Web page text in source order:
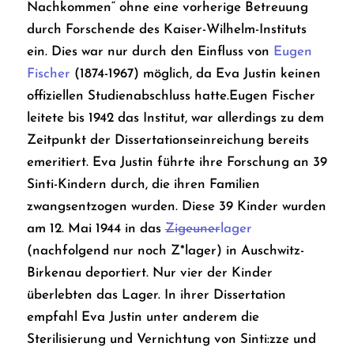
Nachkommen“ ohne eine vorherige Betreuung
durch Forschende des Kaiser-Wilhelm-Instituts
ein. Dies war nur durch den Einfluss von Eugen
Fischer (1874-1967) möglich, da Eva Justin keinen
offiziellen Studienabschluss hatte.Eugen Fischer
leitete bis 1942 das Institut, war allerdings zu dem
Zeitpunkt der Dissertationseinreichung bereits
emeritiert. Eva Justin führte ihre Forschung an 39
Sinti-Kindern durch, die ihren Familien
zwangsentzogen wurden. Diese 39 Kinder wurden
am 12. Mai 1944 in dasZigeunerlager
(nachfolgend nur noch Z*lager) in Auschwitz-
Birkenau deportiert. Nur vier der Kinder
überlebten das Lager. In ihrer Dissertation
empfahl Eva Justin unter anderem die
Sterilisierung und Vernichtung von Sinti:zze und